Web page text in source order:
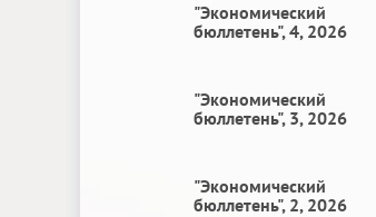
"Экономический
бюллетень", 4, 2026
"Экономический
бюллетень", 3, 2026
"Экономический
бюллетень", 2, 2026